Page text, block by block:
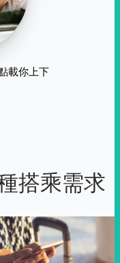
載你上下
搭乘需求